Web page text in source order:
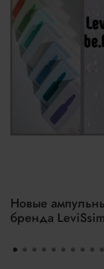
Новые
бренда